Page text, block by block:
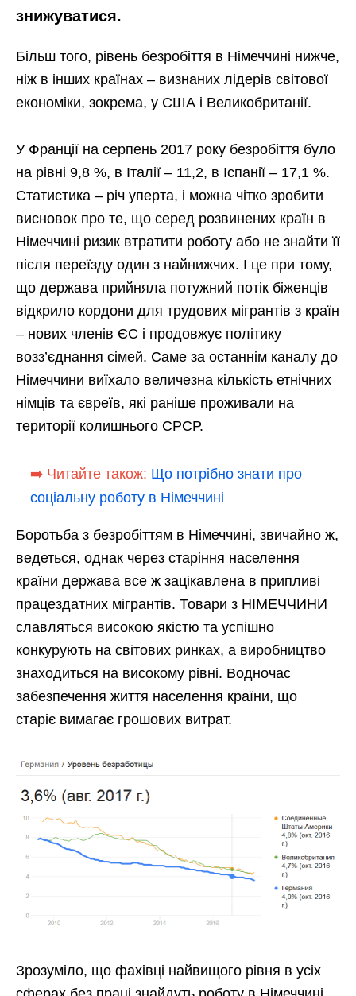
знижуватися.
Більш того, рівень безробіття в Німеччині нижче,
ніж в інших країнах – визнаних лідерів світової
економіки, зокрема, у США і Великобританії.
У Франції на серпень 2017 року безробіття було
на рівні 9,8 %, в Італії – 11,2, в Іспанії – 17,1 %.
Статистика – річ уперта, і можна чітко зробити
висновок про те, що серед розвинених країн в
Німеччині ризик втратити роботу або не знайти її
після переїзду один з найнижчих. І це при тому,
що держава прийняла потужний потік біженців
відкрило кордони для трудових мігрантів з країн
– нових членів ЄС і продовжує політику
возз’єднання сімей. Саме за останнім каналу до
Німеччини виїхало величезна кількість етнічних
німців та євреїв, які раніше проживали на
території колишнього СРСР.
➡️ Читайте також: Що потрібно знати про
соціальну роботу в Німеччині
Боротьба з безробіттям в Німеччині, звичайно ж,
ведеться, однак через старіння населення
країни держава все ж зацікавлена в припливі
працездатних мігрантів. Товари з НІМЕЧЧИНИ
славляться високою якістю та успішно
конкурують на світових ринках, а виробництво
знаходиться на високому рівні. Водночас
забезпечення життя населення країни, що
старіє вимагає грошових витрат.
Зрозуміло, що фахівці найвищого рівня в усіх